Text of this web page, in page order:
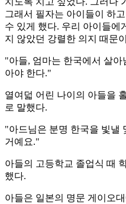
그래서 필자는 아이들이 하
수 있게 했다. 우리 아이들에
지 않았던 강렬한 의지 때문
"아들, 엄마는 한국에서 살
아야 한다."
열여덟 어린 나이의 아들을
로 말했다.
"아드님은 분명 한국을 빛낼
거예요."
아들의 고등학교 졸업식 때
했다.
아들은 일본의 명문 게이오